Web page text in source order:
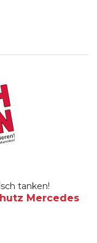
tanken!
Mercedes